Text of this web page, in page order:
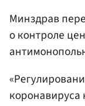
Минздрав
о контроле
коронавируса